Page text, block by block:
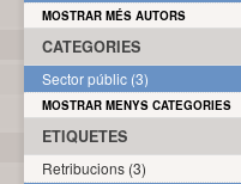
MOSTRAR MÉS AUTORS
CATEGORIES
Sector públic (3)
MOSTRAR MENYS CATEGORIES
ETIQUETES
Retribucions (3)